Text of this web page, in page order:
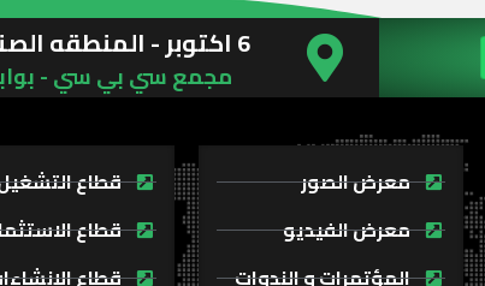
6 اكتوبر - المنطقه الصناعية
مجمع سي بي سي -
معرض الصور
معرض الفيديو
المؤتمرات و الندوات
قطاع
قطاع
قطاع